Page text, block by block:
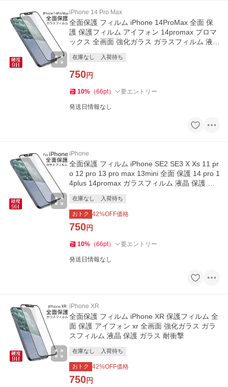
iPhone 14 Pro Max
全面保護 フィルム iPhone 14ProMax 全面 保
護 保護フィルム アイフォン 14promax プロマ
ックス 全画面 強化ガラス ガラスフィルム 液晶
在庫なし 入荷待ち
750円
10% （66pt） 要エントリー
発送日情報なし
iPhone
全面保護 フィルム iPhone SE2 SE3 X Xs 11 pr
o 12 pro 13 pro max 13mini 全面 保護 14 pro 1
4plus 14promax ガラスフィルム 液晶 保護 ガ
在庫なし 入荷待ち
おトク 42%OFF価格
750円
10% （66pt） 要エントリー
発送日情報なし
iPhone XR
全面保護 フィルム iPhone XR 保護フィルム 全
面 保護 アイフォン xr 全画面 強化ガラス ガラ
スフィルム 液晶 保護 ガラス 耐衝撃
在庫なし 入荷待ち
おトク 42%OFF価格
750円